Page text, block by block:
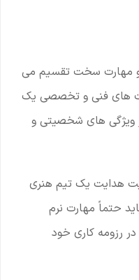
و مهارت سخت تقسیم می
های فنی و تخصصی یک
ویژگی های شخصیتی و
هدایت یک تیم هنری
حتماً مهارت نرم
رزومه کاری خود